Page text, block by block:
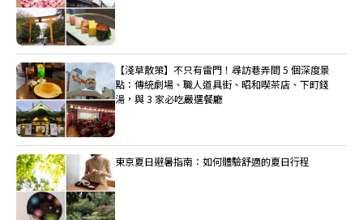
【淺草散策】不只有雷門！尋訪巷弄間 5 個深度景
點：傳統劇場、職人道具街、昭和喫茶店、下町錢
湯，與 3 家必吃嚴選餐廳
東京夏日避暑指南：如何體驗舒適的夏日行程